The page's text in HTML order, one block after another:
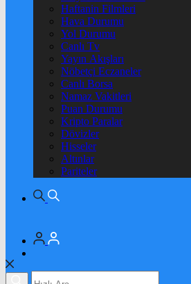
Haftanin Filmleri
Hava Durumu
Yol Durumu
Canlı Tv
Yayın Akışları
Nöbetçi Eczaneler
Canlı Borsa
Namaz Vakitleri
Puan Durumu
Kripto Paralar
Dövizler
Hisseler
Altınlar
Pariteler